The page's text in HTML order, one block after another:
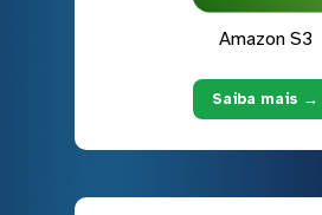
Amazon S3
Saiba mais →